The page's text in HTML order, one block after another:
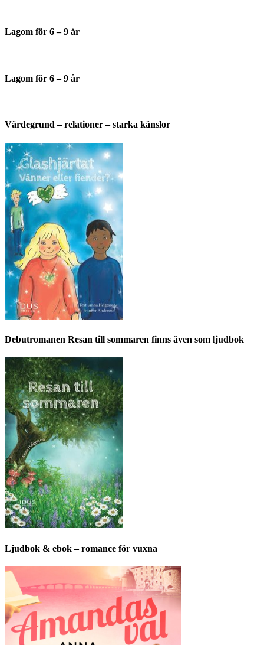
Lagom för 6 – 9 år
Lagom för 6 – 9 år
Värdegrund – relationer – starka känslor
Debutromanen Resan till sommaren finns även som ljudbok
Ljudbok & ebok – romance för vuxna